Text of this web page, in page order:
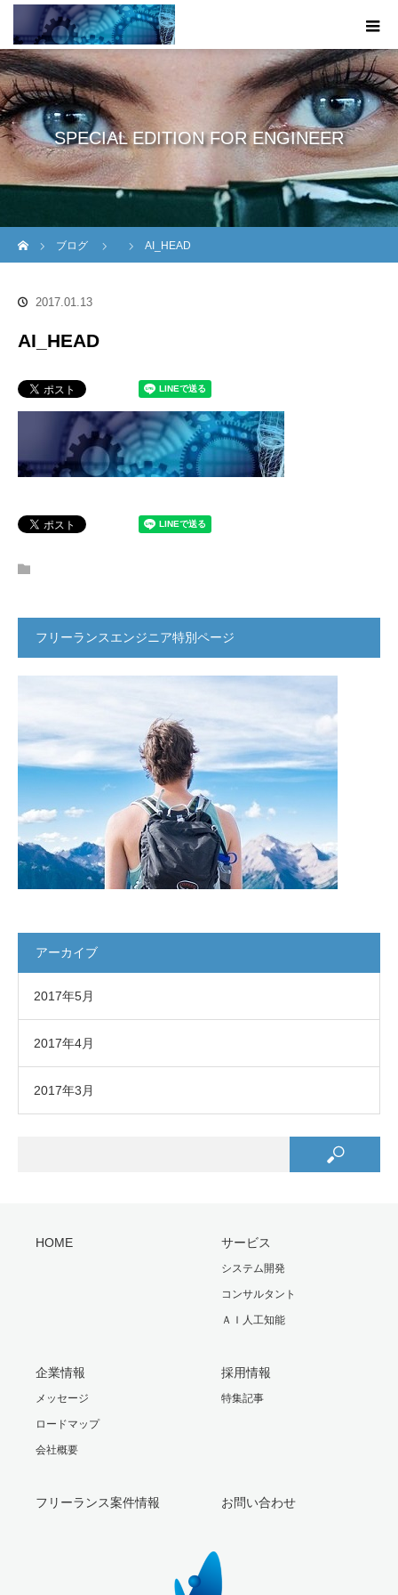
SPECIAL EDITION FOR ENGINEER
ブログ
AI_HEAD
2017.01.13
AI_HEAD
フリーランスエンジニア特別ページ
アーカイブ
2017年5月
2017年4月
2017年3月
HOME サービス
システム開発
コンサルタント
ＡＩ人工知能
企業情報
メッセージ
ロードマップ
会社概要
採用情報
特集記事
フリーランス案件情報 お問い合わせ